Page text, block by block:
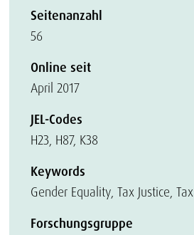
Seitenanzahl
56
Online seit
April 2017
JEL-Codes
H23, H87, K38
Keywords
Gender Equality, Tax Justice,
Forschungsgruppe